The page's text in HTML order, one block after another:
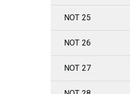
NOT 25
NOT 26
NOT 27